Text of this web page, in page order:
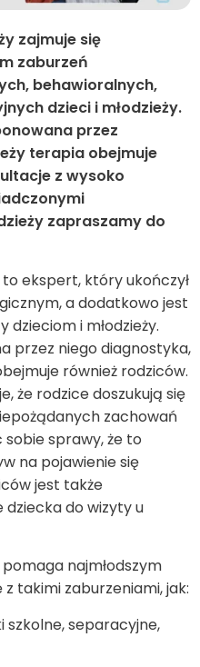
zajmuje się
zaburzeń
behawioralnych,
dzieci i młodzieży.
przez
terapia obejmuje
z wysoko
zapraszamy do
to ekspert, który ukończył
a dodatkowo jest
i młodzieży.
przez niego diagnostyka,
również rodziców.
że rodzice doszukują się
zachowań
sobie sprawy, że to
na pojawienie się
jest także
do wizyty u
najmłodszym
takimi zaburzeniami, jak:
szkolne, separacyjne,